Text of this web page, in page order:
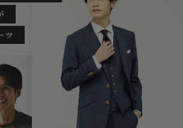
ツ